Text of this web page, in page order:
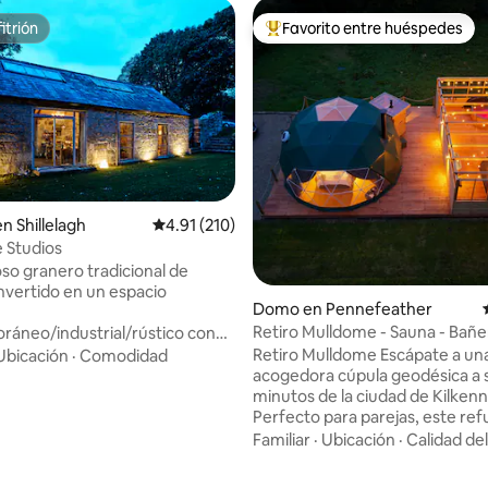
de 5, 230 reseñas
Shillelagh Calificación promedio: 4.91 de 5, 210 reseñas
4.91 (210)
Studios
granero tradicional de
en un espacio
industrial/rústico con
Ubicada en las idílicas
· Comodidad
Favorito entre huéspedes
Favorito entre huéspedes
Domo en Pennefeather
Retiro Mulldome - Sauna -
hidromasaje - Piscina de
Retiro Mulldome Escápate a una
acogedora cúpula geodésica a
minutos de la ciudad de
Perfecto para parejas, este
incluye una cama tamaño king,
Familiar · Ubicación · Calidad